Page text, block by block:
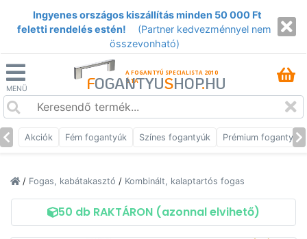
Ingyenes országos kiszállítás minden 50 000 Ft
feletti rendelés estén!
(Partner kedvezménnyel nem
összevonható)
MENÜ
A FOGANTYÚ SPECIALISTA 2010
ÓTA
FOGANTYUSHOP.HU
Akciók Fém fogantyúk Színes fogantyúk Prémium fogantyúk
/ Fogas, kabátakasztó / Kombinált, kalaptartós fogas
50 db RAKTÁRON (azonnal elvihető)